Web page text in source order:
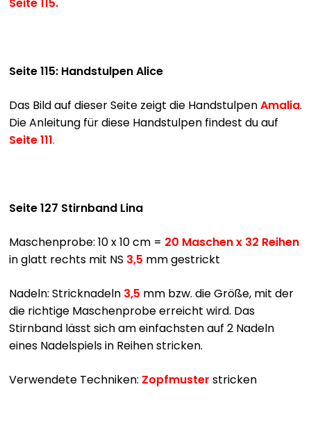
Seite115.
Seite 115: Handstulpen Alice
Das Bild auf dieser Seite zeigt die HandstulpenAmalia.
Die Anleitung für diese Handstulpen findest du auf
Seite 111.
Seite 127 Stirnband Lina
Maschenprobe: 10 x 10 cm = 20 Maschen x 32 Reihen
in glatt rechts mit NS 3,5 mm gestrickt
Nadeln: Stricknadeln 3,5 mm bzw. die Größe, mit der
die richtige Maschenprobe erreicht wird. Das
Stirnband lässt sich am einfachsten auf 2 Nadeln
eines Nadelspiels in Reihen stricken.
Verwendete Techniken: Zopfmuster stricken